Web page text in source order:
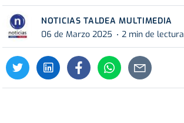
NOTICIAS TALDEA MULTIMEDIA
06 de Marzo 2025
2 min de lectura